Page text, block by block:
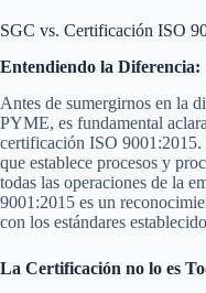
SGC vs. Certificación ISO
Entendiendo la Diferencia:
Antes de sumergirnos en la
PYME, es fundamental
certificación ISO
que establece procesos y
todas las operaciones de la
9001:2015 es un
con los estándares
La Certificación no lo es